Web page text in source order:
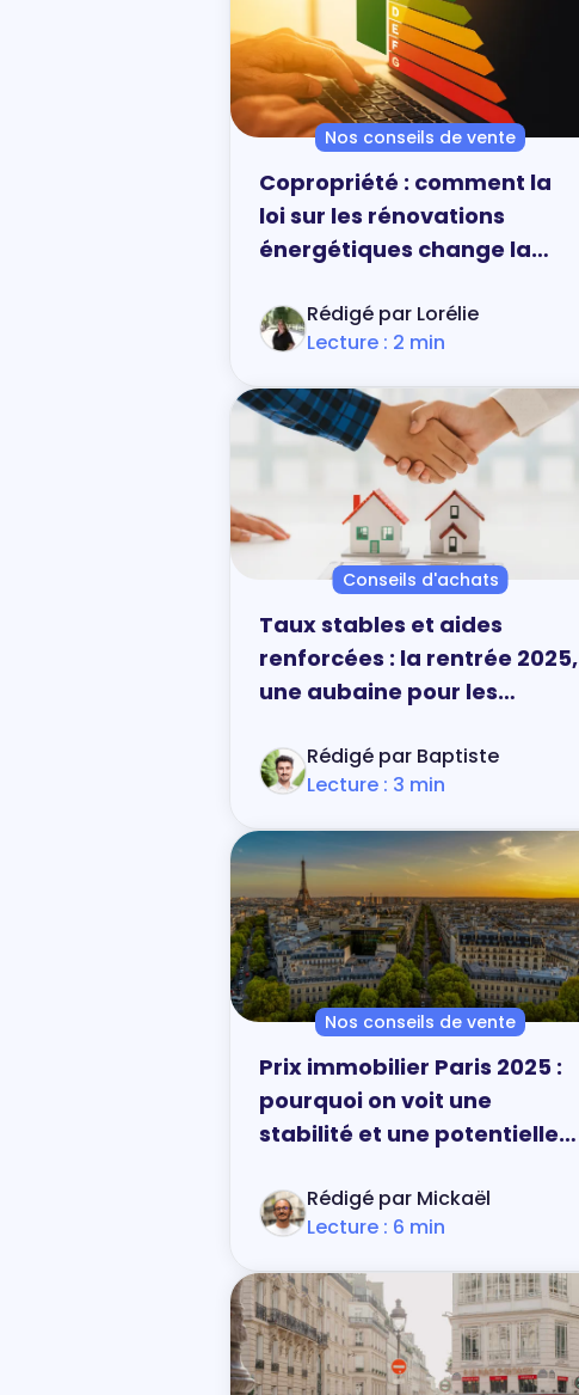
Nos conseils de vente
Copropriété : comment la
loi sur les rénovations
énergétiques change la
Rédigé par Lorélie
Lecture : 2 min
Conseils d'achats
Taux stables et aides
renforcées : la rentrée 2025,
une aubaine pour les
Rédigé par Baptiste
Lecture : 3 min
Nos conseils de vente
Prix immobilier Paris 2025 :
pourquoi on voit une
stabilité et une potentielle
Rédigé par Mickaël
Lecture : 6 min